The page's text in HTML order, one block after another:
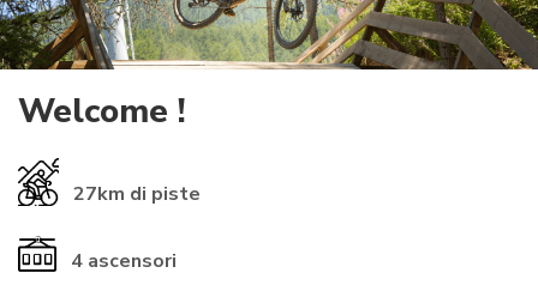
Welcome !
27km di piste
4 ascensori